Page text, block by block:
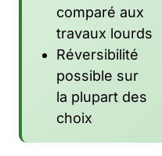
comparé aux
travaux lourds
Réversibilité
possible sur
la plupart des
choix